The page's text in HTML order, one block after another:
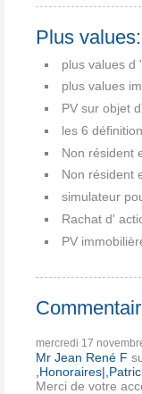
Plus
plus values d
plus values
PV sur objet
les 6
Non résident
Non résident
simulateur
Rachat d'
PV
mercredi 17
Mr Jean René F
Merci de votre